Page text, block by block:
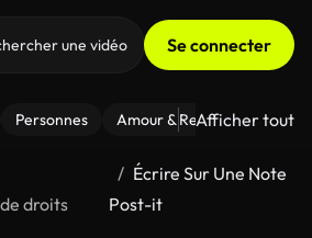
Se connecter
Personnes Amour & Relations Le
Afficher tout
droits
Écrire Sur Une Note
Post-it